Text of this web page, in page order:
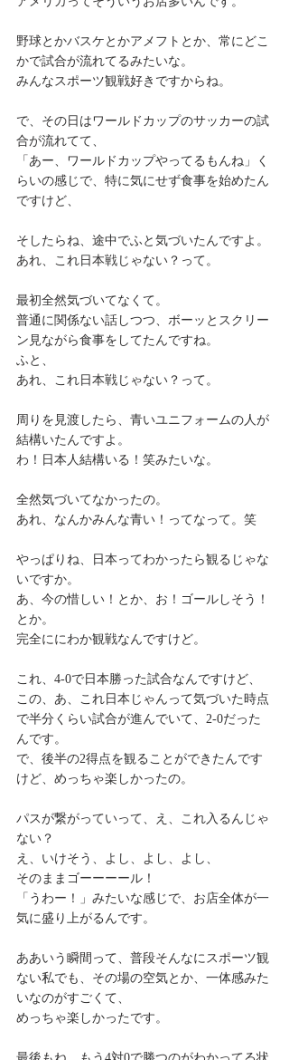
野球とかバスケとかアメフトとか、常にどこ
かで試合が流れてるみたいな。
みんなスポーツ観戦好きですからね。
で、その日はワールドカップのサッカーの試
合が流れてて、
「あー、ワールドカップやってるもんね」く
らいの感じで、特に気にせず食事を始めたん
ですけど、
そしたらね、途中でふと気づいたんですよ。
あれ、これ日本戦じゃない？って。
最初全然気づいてなくて。
普通に関係ない話しつつ、ボーッとスクリー
ン見ながら食事をしてたんですね。
ふと、
あれ、これ日本戦じゃない？って。
周りを見渡したら、青いユニフォームの人が
結構いたんですよ。
わ！日本人結構いる！笑みたいな。
全然気づいてなかったの。
あれ、なんかみんな青い！ってなって。笑
やっぱりね、日本ってわかったら観るじゃな
いですか。
あ、今の惜しい！とか、お！ゴールしそう！
とか。
完全ににわか観戦なんですけど。
これ、4-0で日本勝った試合なんですけど、
この、あ、これ日本じゃんって気づいた時点
で半分くらい試合が進んでいて、2-0だった
んです。
で、後半の2得点を観ることができたんです
けど、めっちゃ楽しかったの。
パスが繋がっていって、え、これ入るんじゃ
ない？
え、いけそう、よし、よし、よし、
そのままゴーーーール！
「うわー！」みたいな感じで、お店全体が一
気に盛り上がるんです。
ああいう瞬間って、普段そんなにスポーツ観
ない私でも、その場の空気とか、一体感みた
いなのがすごくて、
めっちゃ楽しかったです。